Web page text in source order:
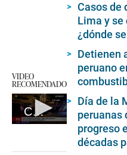
VIDEO
RECOMENDADO
Capturan a cabecilla del Tren de Aragua
Casos de
Lima y se
¿dónde
Detienen
peruano
Día de la
peruanas
progreso
décadas